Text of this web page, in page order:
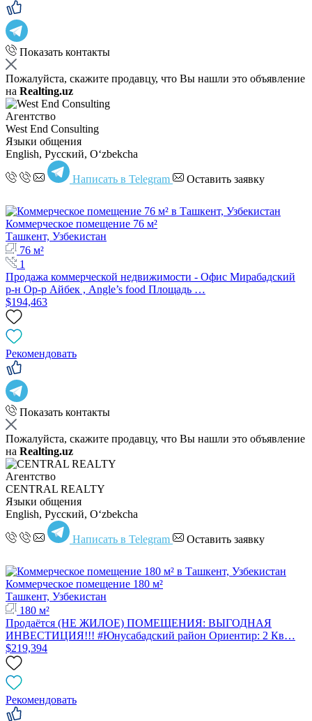
Показать контакты
Пожалуйста, скажите продавцу, что Вы нашли это объявление
на Realting.uz
Агентство
West End Consulting
Языки общения
English, Русский, Oʻzbekcha
Написать в Telegram Оставить заявку
Коммерческое помещение 76 м²
Ташкент, Узбекистан
76 м²
1
Продажа коммерческой недвижимости - Офис Мирабадский
р-н Ор-р Айбек , Angle’s food Площадь …
$194,463
Рекомендовать
Показать контакты
Пожалуйста, скажите продавцу, что Вы нашли это объявление
на Realting.uz
Агентство
CENTRAL REALTY
Языки общения
English, Русский, Oʻzbekcha
Написать в Telegram Оставить заявку
Коммерческое помещение 180 м²
Ташкент, Узбекистан
180 м²
Продаётся (НЕ ЖИЛОЕ) ПОМЕЩЕНИЯ: ВЫГОДНАЯ
ИНВЕСТИЦИЯ!!! #Юнусабадский район Ориентир: 2 Кв…
$219,394
Рекомендовать